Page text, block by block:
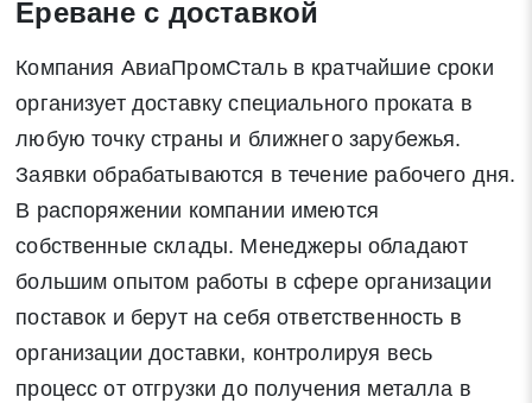
Ереване с доставкой
Компания АвиаПромСталь в кратчайшие сроки
организует доставку специального проката в
любую точку страны и ближнего зарубежья.
Заявки обрабатываются в течение рабочего дня.
В распоряжении компании имеются
собственные склады. Менеджеры обладают
большим опытом работы в сфере организации
поставок и берут на себя ответственность в
организации доставки, контролируя весь
процесс от отгрузки до получения металла в
«О персональных данных», а также соглашаетесь на
информационную рассылку по средством e-mail или СМС